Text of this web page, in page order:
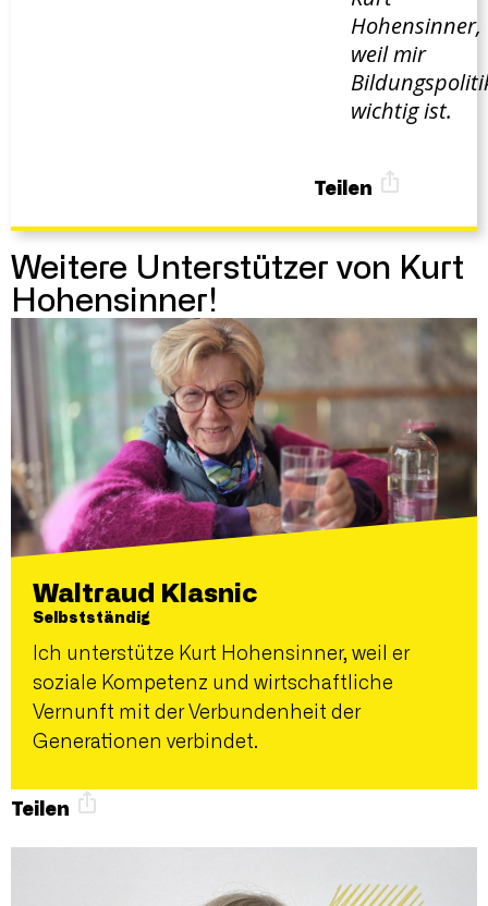
Hohensinner,
weil mir
wichtig ist.
Teilen
Weitere Unterstützer von Kurt
Hohensinner!
Waltraud Klasnic
Selbstständig
Ich unterstütze Kurt Hohensinner, weil er
soziale Kompetenz und wirtschaftliche
Vernunft mit der Verbundenheit der
Generationen verbindet.
Teilen